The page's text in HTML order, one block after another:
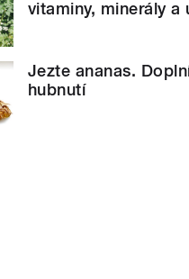
vitaminy, minerály a
Jezte ananas.
hubnutí